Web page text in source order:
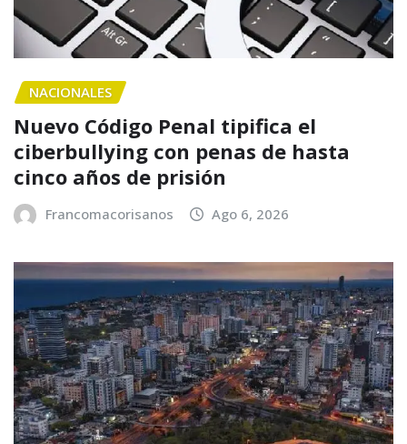
NACIONALES
Nuevo Código Penal tipifica el
ciberbullying con penas de hasta
cinco años de prisión
Francomacorisanos Ago 6, 2026